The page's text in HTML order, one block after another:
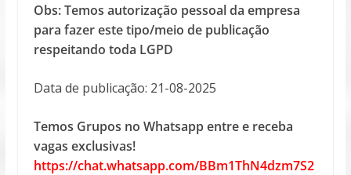
Obs: Temos autorização pessoal da empresa
para fazer este tipo/meio de publicação
respeitando toda LGPD
Data de publicação: 21-08-2025
Temos Grupos no Whatsapp entre e receba
vagas exclusivas!
https://chat.whatsapp.com/BBm1ThN4dzm7S2